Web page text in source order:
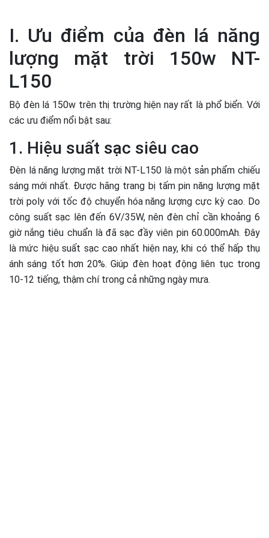
I. Ưu điểm của đèn lá năng
lượng mặt trời 150w NT-
L150
Bộ đèn lá 150w trên thị trường hiện nay rất là phổ biển. Với
các ưu điểm nổi bật sau:
1. Hiệu suất sạc siêu cao
Đèn lá năng lượng mặt trời NT-L150 là một sản phẩm chiếu
sáng mới nhất. Được hãng trang bị tấm pin năng lượng mặt
trời poly với tốc độ chuyển hóa năng lượng cực kỳ cao. Do
công suất sạc lên đến 6V/35W, nên đèn chỉ cần khoảng 6
giờ nắng tiêu chuẩn là đã sạc đầy viên pin 60.000mAh. Đây
là mức hiệu suất sạc cao nhất hiện nay, khi có thể hấp thụ
ánh sáng tốt hơn 20%. Giúp đèn hoạt động liên tục trong
10-12 tiếng, thậm chí trong cả những ngày mưa.